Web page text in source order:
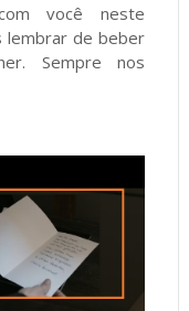
você neste
lembrar de beber
Sempre nos